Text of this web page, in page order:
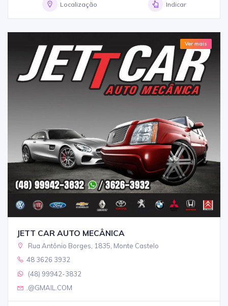
Localização Indicar
Ver mais
JETT CAR AUTO MECÂNICA
Rua Antônio Borges, 1835, Monte Castelo
48 3626 3932
(48) 99942-3832
.@GMAIL.COM